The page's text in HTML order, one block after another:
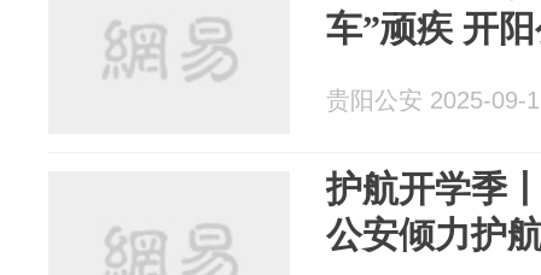
车”顽疾 开
贵阳公安 2025-09-
护航开学季
公安倾力护